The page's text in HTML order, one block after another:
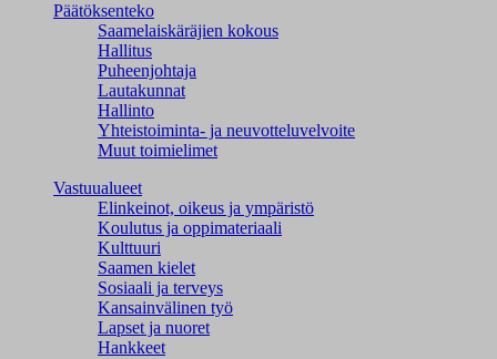
Päätöksenteko
Saamelaiskäräjien kokous
Hallitus
Puheenjohtaja
Lautakunnat
Hallinto
Yhteistoiminta- ja neuvotteluvelvoite
Muut toimielimet
Vastuualueet
Elinkeinot, oikeus ja ympäristö
Koulutus ja oppimateriaali
Kulttuuri
Saamen kielet
Sosiaali ja terveys
Kansainvälinen työ
Lapset ja nuoret
Hankkeet